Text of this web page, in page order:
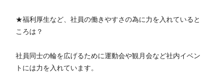
★福利厚生など、社員の働きやすさの為に力を入れていると
ころは？
社員同士の輪を広げるために運動会や観月会など社内イベン
トには力を入れています。